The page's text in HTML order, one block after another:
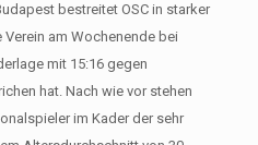
bestreitet OSC in starker
am Wochenende bei
mit 15:16 gegen
hat. Nach wie vor stehen
im Kader der sehr